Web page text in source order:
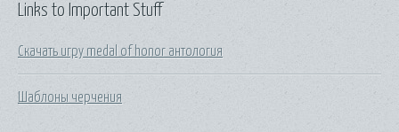
Links to Important Stuff
Скачать игру medal of honor антология
Шаблоны черчения